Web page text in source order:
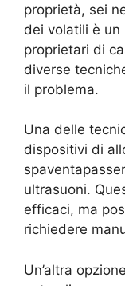
proprietà, sei
dei volatili è un
proprietari di
diverse
il problema.
Una delle
dispositivi di
ultrasuoni.
efficaci, ma
richiedere
Un’altra